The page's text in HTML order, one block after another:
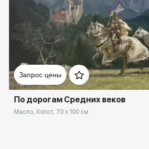
Запрос цены
Домен:
По дорогам Средних веков
Масло, Холст, 70 x 100 см